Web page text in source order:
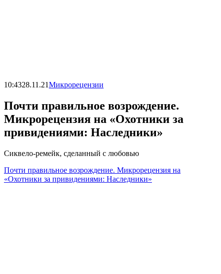
10:4328.11.21Микрорецензии
Почти правильное возрождение.
Микрорецензия на «Охотники за
привидениями: Наследники»
Сиквело-ремейк, сделанный с любовью
Почти правильное возрождение. Микрорецензия на
«Охотники за привидениями: Наследники»